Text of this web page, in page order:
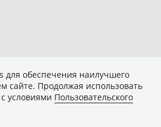
для обеспечения наилучшего
сайте. Продолжая использовать
условиями Пользовательского